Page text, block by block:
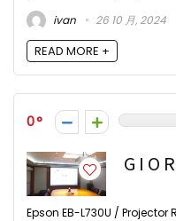
ivan
26 10 月, 2024
READ MORE +
0
G I O
Epson EB-L730U /